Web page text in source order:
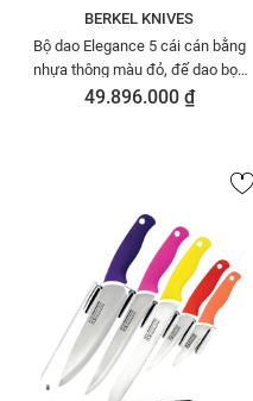
BERKEL KNIVES
Bộ dao Elegance 5 cái cán bằng
nhựa thông màu đỏ, đế dao bọc
da bò màu đỏ BERKEL
49.896.000 ₫